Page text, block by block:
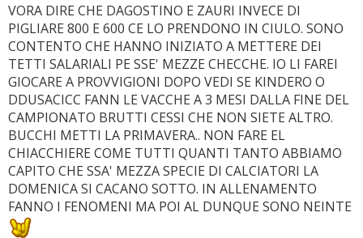
VORA DIRE CHE DAGOSTINO E ZAURI INVECE DI
PIGLIARE 800 E 600 CE LO PRENDONO IN CIULO. SONO
CONTENTO CHE HANNO INIZIATO A METTERE DEI
TETTI SALARIALI PE SSE' MEZZE CHECCHE. IO LI FAREI
GIOCARE A PROVVIGIONI DOPO VEDI SE KINDERO O
DDUSACICC FANN LE VACCHE A 3 MESI DALLA FINE DEL
CAMPIONATO BRUTTI CESSI CHE NON SIETE ALTRO.
BUCCHI METTI LA PRIMAVERA.. NON FARE EL
CHIACCHIERE COME TUTTI QUANTI TANTO ABBIAMO
CAPITO CHE SSA' MEZZA SPECIE DI CALCIATORI LA
DOMENICA SI CACANO SOTTO. IN ALLENAMENTO
FANNO I FENOMENI MA POI AL DUNQUE SONO NEINTE